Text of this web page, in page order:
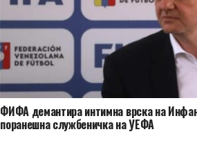
ФИФА демантира интимна врска на
поранешна службеничка на УЕФА